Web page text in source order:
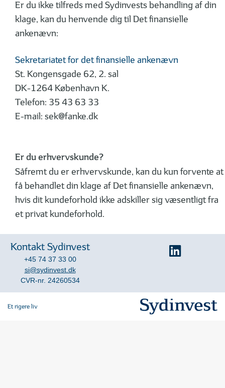
Er du ikke tilfreds med Sydinvests behandling af din
klage, kan du henvende dig til Det finansielle
ankenævn:
Sekretariatet for det finansielle ankenævn
St. Kongensgade 62, 2. sal
DK-1264 København K.
Telefon: 35 43 63 33
E-mail: sek@fanke.dk
Er du erhvervskunde?
Såfremt du er erhvervskunde, kan du kun forvente at
få behandlet din klage af Det finansielle ankenævn,
hvis dit kundeforhold ikke adskiller sig væsentligt fra
et privat kundeforhold.
Kontakt Sydinvest
+45 74 37 33 00
si@sydinvest.dk
CVR-nr. 24260534
Et rigere liv